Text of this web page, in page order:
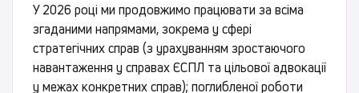
У 2026 році ми продовжимо працювати за всіма
згаданими напрямами, зокрема у сфері
стратегічних справ (з урахуванням зростаючого
навантаження у справах ЄСПЛ та цільової адвокації
у межах конкретних справ); поглибленої роботи